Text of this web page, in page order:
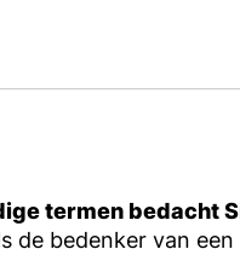
termen bedacht
de bedenker van